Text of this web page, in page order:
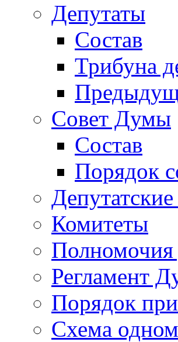
Депутаты
Состав
Трибуна
Совет Думы
Состав
Порядок
Комитеты
Регламент
Порядок
Схема